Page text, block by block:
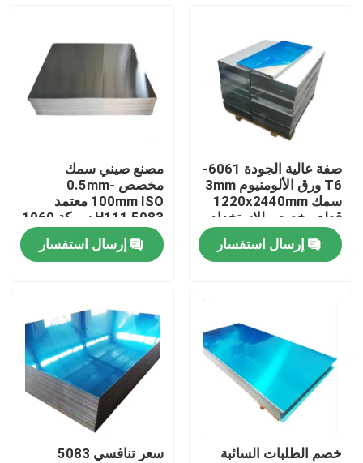
المنتجات
فيديوهات
جولة في المصنع
مراقبة الجودة
أخبار
اطلب اقتباس
صفائح الفولاذ المقاوم للصدأ
صفة عالية الجودة 6061-
T6 ورق الألومنيوم 3mm
سمك 1220x2440mm
قطع مخصص للاستخدام
الصناعي في مجال
الطيرانإرسال استفسار
مصنع صيني سمك
مخصص 0.5mm-
100mm ISO معتمد
5083 H111 سبيكة 1060
ورقة الألومنيوم النقي
إرسال استفسار
خصم الطلبات السائبة
سعر تنافسي 5083